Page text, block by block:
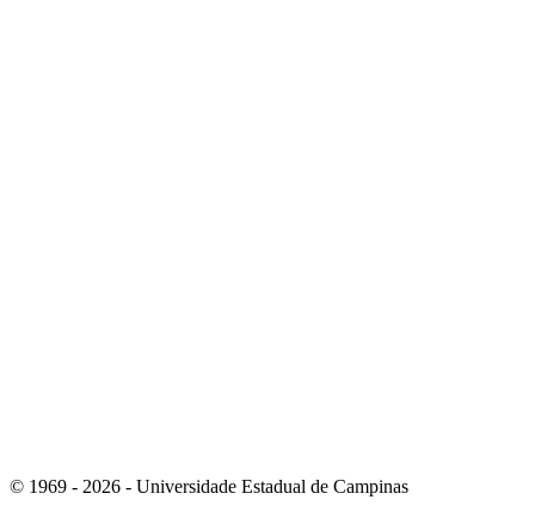
© 1969 - 2026 - Universidade Estadual de Campinas